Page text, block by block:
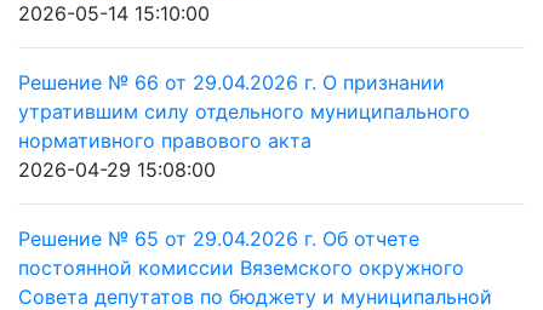
2026-05-14 15:10:00
Решение № 66 от 29.04.2026 г. О признании
утратившим силу отдельного муниципального
нормативного правового акта
2026-04-29 15:08:00
Решение № 65 от 29.04.2026 г. Об отчете
постоянной комиссии Вяземского окружного
Совета депутатов по бюджету и муниципальной